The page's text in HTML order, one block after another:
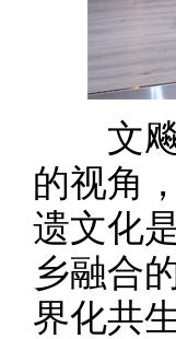
文飚
的视角
遗文化
乡融合
界化共